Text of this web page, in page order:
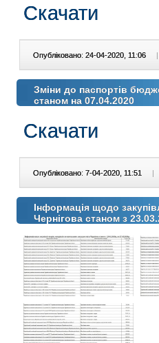
Скачати
Опубліковано: 24-04-2020, 11:06 |
Зміни до паспортів
станом на 07.04.2020
Скачати
Опубліковано: 7-04-2020, 11:51 |
Інформація щодо
Чернігова станом з